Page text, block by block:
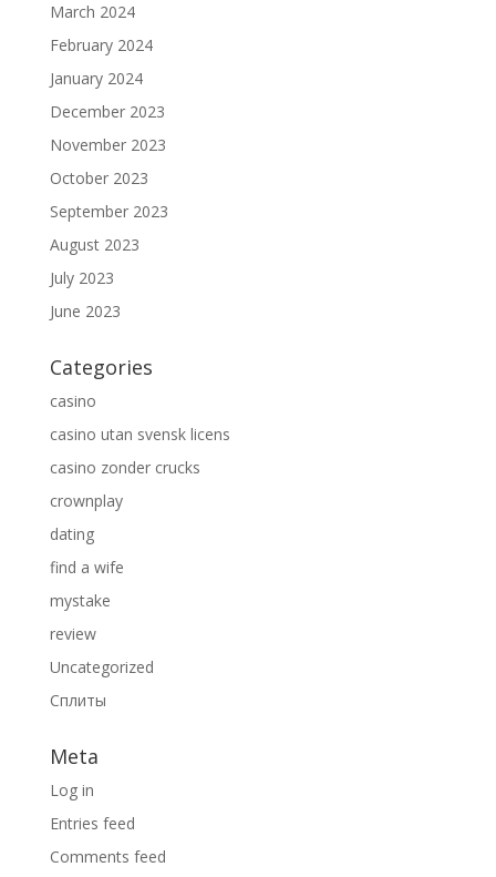
March 2024
February 2024
January 2024
December 2023
November 2023
October 2023
September 2023
August 2023
July 2023
June 2023
Categories
casino
casino utan svensk licens
casino zonder crucks
crownplay
dating
find a wife
mystake
review
Uncategorized
Сплиты
Meta
Log in
Entries feed
Comments feed